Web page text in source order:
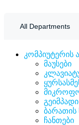
All Departments
კომპიუტერის
მაუსები
გეიმპადი
ბარათის
ჩანთები